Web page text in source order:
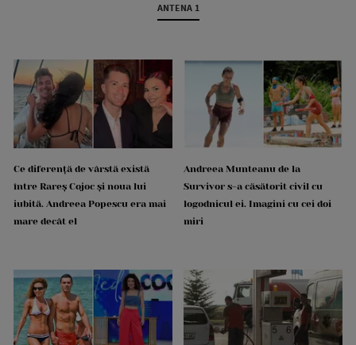
ANTENA 1
Ce diferență de vârstă există
între Rareș Cojoc și noua lui
iubită. Andreea Popescu era mai
mare decât el
Andreea Munteanu de la
Survivor s-a căsătorit civil cu
logodnicul ei. Imagini cu cei doi
miri